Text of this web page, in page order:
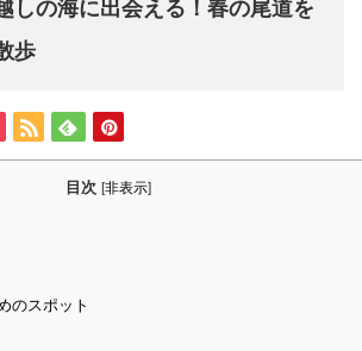
しの海に出会える！春の尾道を
歩
目次 [非表示]
のスポット